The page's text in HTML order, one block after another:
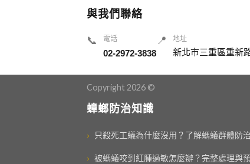
與我們聯絡
📞 電話
02-2972-3838
📍 地址
新北市三重區重新
Copyright 2026 ©
蟑螂防治知識
› 只殺死工蟻為什麼沒用？了解螞蟻群體防
› 被螞蟻咬到紅腫過敏怎麼辦？完整處理與